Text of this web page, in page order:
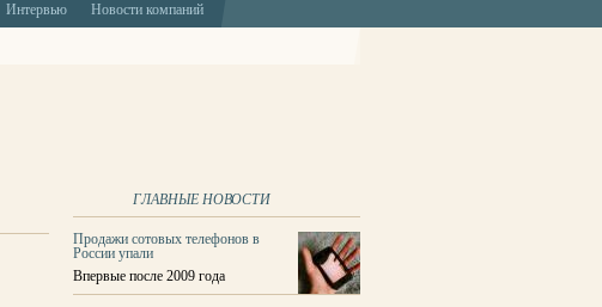
Интервью Новости компаний
ГЛАВНЫЕ НОВОСТИ
Продажи сотовых телефонов в
России упали
Впервые после 2009 года